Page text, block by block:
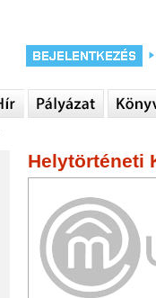
Helytörténeti